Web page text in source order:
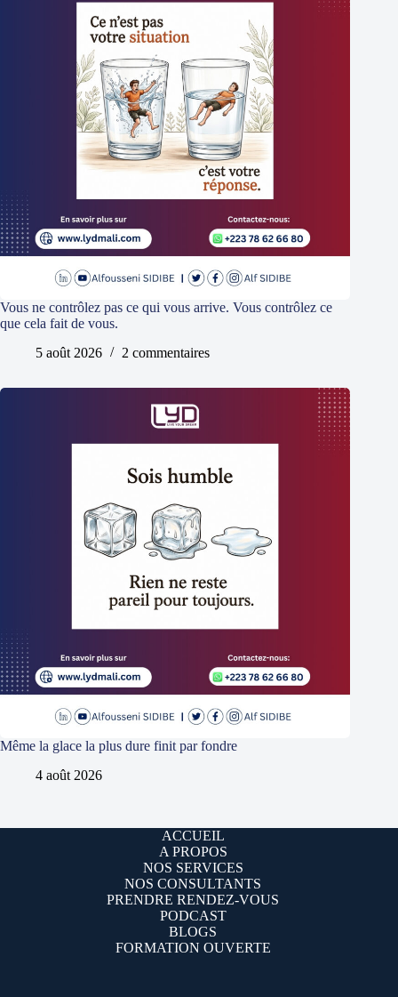
Vous ne contrôlez pas ce qui vous arrive. Vous contrôlez ce
que cela fait de vous.
5 août 2026
2 commentaires
Même la glace la plus dure finit par fondre
4 août 2026
ACCUEIL
A PROPOS
NOS SERVICES
NOS CONSULTANTS
PRENDRE RENDEZ-VOUS
PODCAST
BLOGS
FORMATION OUVERTE